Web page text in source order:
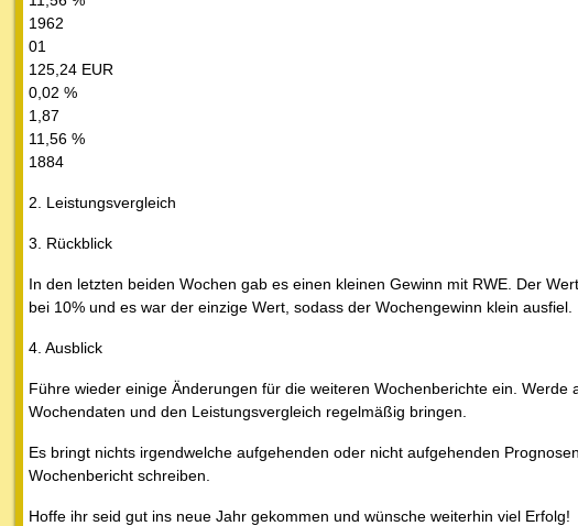
1962
01
125,24 EUR
0,02 %
1,87
11,56 %
1884
2. Leistungsvergleich
3. Rückblick
In den letzten beiden Wochen gab es einen kleinen Gewinn mit RWE. Der
bei 10% und es war der einzige Wert, sodass der Wochengewinn klein ausfiel.
4. Ausblick
Führe wieder einige Änderungen für die weiteren Wochenberichte ein.
Wochendaten und den Leistungsvergleich regelmäßig bringen.
Es bringt nichts irgendwelche aufgehenden oder nicht aufgehenden
Wochenbericht schreiben.
Hoffe ihr seid gut ins neue Jahr gekommen und wünsche weiterhin viel Erfolg!